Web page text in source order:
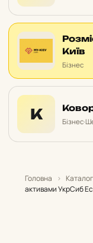
Київ
Бізнес
К Бізнес·
Головна › Каталог
активами УкрСиб